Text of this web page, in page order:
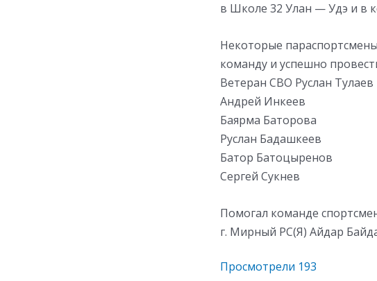
в Школе 32 Улан — Удэ и в
Некоторые
команду и успешно
Ветеран СВО Руслан Тулаев
Андрей Инкеев
Баярма Баторова
Руслан Бадашкеев
Батор Батоцыренов
Сергей Сукнев
Помогал команде
г. Мирный РС(Я) Айдар
Просмотрели 193